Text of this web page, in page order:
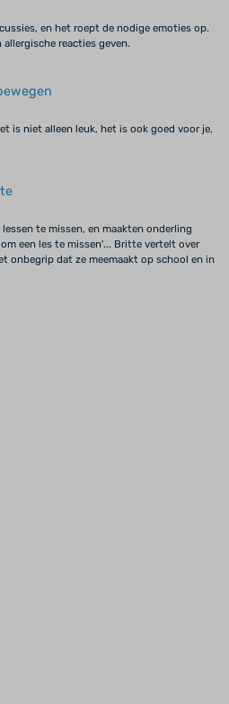
en het roept de nodige emoties op.
reacties geven.
is niet alleen leuk, het is ook goed voor je,
te missen, en maakten onderling
een les te missen'... Britte vertelt over
onbegrip dat ze meemaakt op school en in